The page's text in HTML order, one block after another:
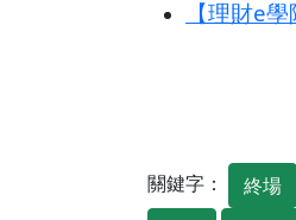
【理財e
關鍵字： 終場